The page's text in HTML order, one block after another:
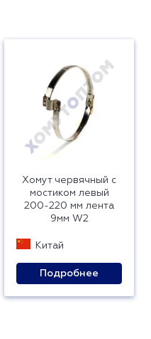
Хомут червячный с
мостиком левый
200-220 мм лента
9мм W2
Китай
Подробнее